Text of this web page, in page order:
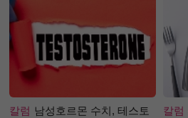
칼럼 남성호르몬 수치, 테스토
칼럼